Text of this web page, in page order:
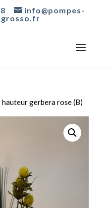
info@pompes-
gerbera rose (B)